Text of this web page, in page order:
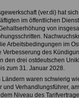
(ver.di) hat
im öffentlichen
von
Arbeitsbedingungen im
des
den drei ostdeutschen
zum 31. Januar 2028.
waren schwierig
und Verhandlungsführer,
Niveau des